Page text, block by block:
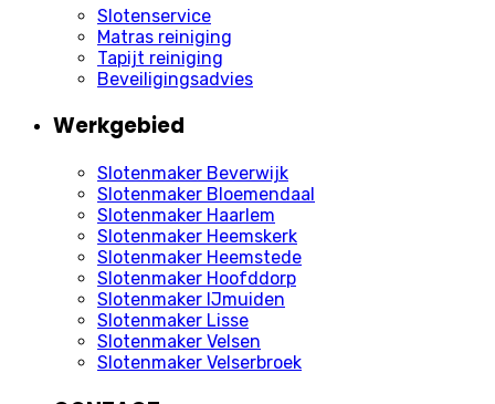
Slotenservice
Matras reiniging
Tapijt reiniging
Beveiligingsadvies
Werkgebied
Slotenmaker Beverwijk
Slotenmaker Bloemendaal
Slotenmaker Haarlem
Slotenmaker Heemskerk
Slotenmaker Heemstede
Slotenmaker Hoofddorp
Slotenmaker IJmuiden
Slotenmaker Lisse
Slotenmaker Velsen
Slotenmaker Velserbroek